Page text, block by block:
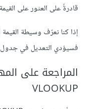
قادرةً على العثور على
فسيؤدي التعديل في جدول
المراجعة على
VLOOKUP